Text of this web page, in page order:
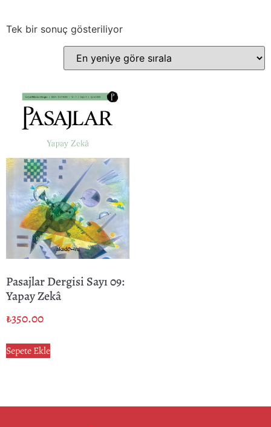
Tek bir sonuç gösteriliyor
Pasajlar Dergisi Sayı 09:
Yapay Zekâ
₺350.00
Sepete Ekle